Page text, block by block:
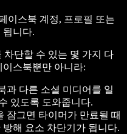
이스북 계정, 프로필 또는
됩니다.
차단할 수 있는 몇 가지 다
스북뿐만 아니라:
과 다른 소셜 미디어를 일
있도록 도와줍니다.
잠그면 타이머가 만료될 때
해 요소 차단기가 됩니다.